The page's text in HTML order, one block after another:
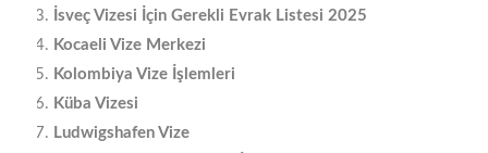
İsveç Vizesi İçin Gerekli Evrak Listesi 2025
Kocaeli Vize Merkezi
Kolombiya Vize İşlemleri
Küba Vizesi
Ludwigshafen Vize